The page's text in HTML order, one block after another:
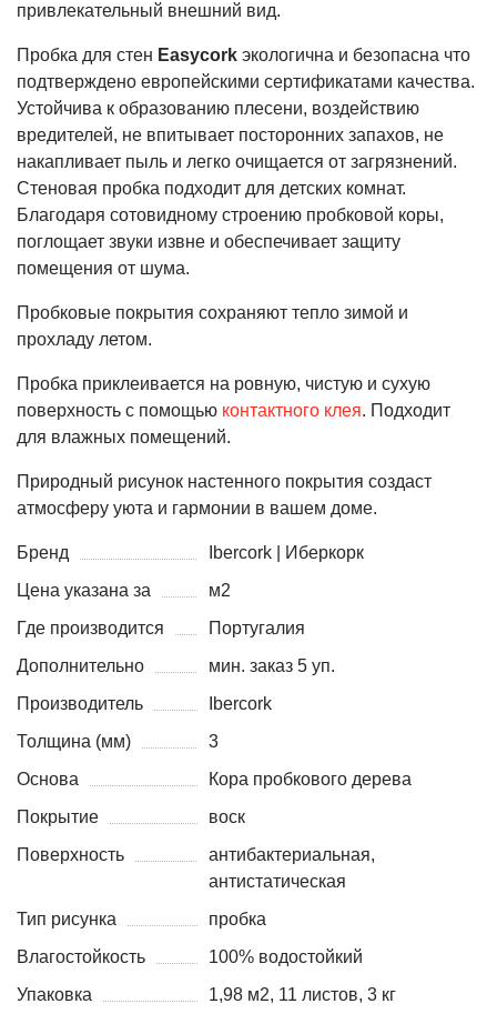
привлекательный внешний вид.
Пробка для стен Easycork экологична и безопасна что
подтверждено европейскими сертификатами качества.
Устойчива к образованию плесени, воздействию
вредителей, не впитывает посторонних запахов, не
накапливает пыль и легко очищается от загрязнений.
Стеновая пробка подходит для детских комнат.
Благодаря сотовидному строению пробковой коры,
поглощает звуки извне и обеспечивает защиту
помещения от шума.
Пробковые покрытия сохраняют тепло зимой и
прохладу летом.
Пробка приклеивается на ровную, чистую и сухую
поверхность с помощью контактного клея. Подходит
для влажных помещений.
Природный рисунок настенного покрытия создаст
атмосферу уюта и гармонии в вашем доме.
Бренд
Ibercork | Иберкорк
Цена указана за
м2
Где производится
Португалия
Дополнительно
мин. заказ 5 уп.
Производитель
Ibercork
Толщина (мм)
3
Основа
Кора пробкового дерева
Покрытие
воск
Поверхность
антибактериальная,
антистатическая
Тип рисунка
пробка
Влагостойкость
100% водостойкий
Упаковка
1,98 м2, 11 листов, 3 кг